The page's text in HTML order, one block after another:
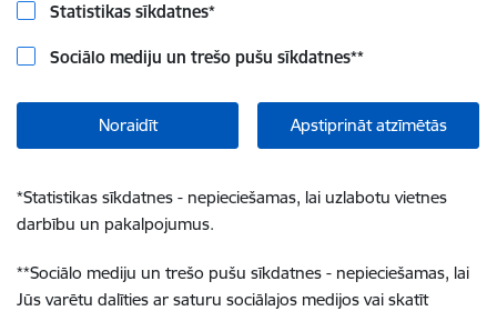
Statistikas sīkdatnes*
Sociālo mediju un trešo pušu sīkdatnes**
Noraidīt Apstiprināt atzīmētās
*Statistikas sīkdatnes - nepieciešamas, lai uzlabotu vietnes
darbību un pakalpojumus.
**Sociālo mediju un trešo pušu sīkdatnes - nepieciešamas, lai
Jūs varētu dalīties ar saturu sociālajos medijos vai skatīt